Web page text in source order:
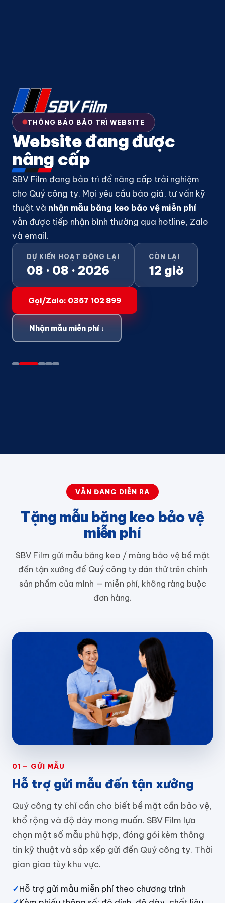
THÔNG BÁO BẢO TRÌ WEBSITE
Website đang được
nâng cấp
SBV Film đang bảo trì để nâng cấp trải nghiệm
cho Quý công ty. Mọi yêu cầu báo giá, tư vấn kỹ
thuật và nhận mẫu băng keo bảo vệ miễn phí
vẫn được tiếp nhận bình thường qua hotline, Zalo
và email.
DỰ KIẾN HOẠT ĐỘNG LẠI
08 · 08 · 2026
CÒN LẠI
12 giờ
Gọi/Zalo: 0357 102 899
Nhận mẫu miễn phí ↓
VẪN ĐANG DIỄN RA
Tặng mẫu băng keo bảo vệ
miễn phí
SBV Film gửi mẫu băng keo / màng bảo vệ bề mặt
đến tận xưởng để Quý công ty dán thử trên chính
sản phẩm của mình — miễn phí, không ràng buộc
đơn hàng.
01 — GỬI MẪU
Hỗ trợ gửi mẫu đến tận xưởng
Quý công ty chỉ cần cho biết bề mặt cần bảo vệ,
khổ rộng và độ dày mong muốn. SBV Film lựa
chọn một số mẫu phù hợp, đóng gói kèm thông
tin kỹ thuật và sắp xếp gửi đến Quý công ty. Thời
gian giao tùy khu vực.
✓Hỗ trợ gửi mẫu miễn phí theo chương trình